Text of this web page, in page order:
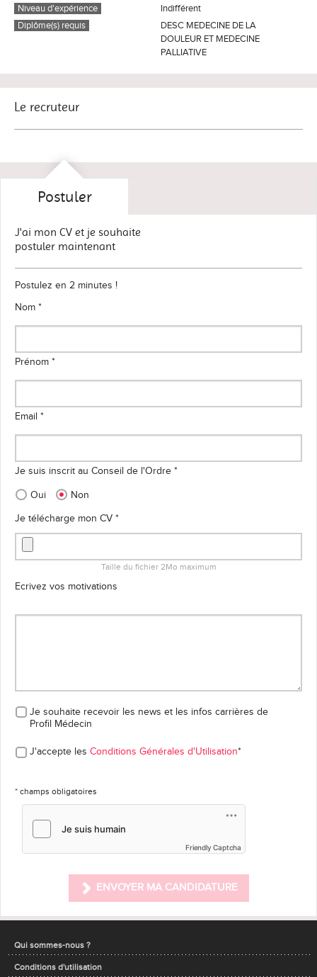
Niveau d'expérience
Indifférent
Diplôme(s) requis
DESC MEDECINE DE LA
DOULEUR ET MEDECINE
PALLIATIVE
Le recruteur
Postuler
J'ai mon CV et je souhaite
postuler maintenant
Postulez en 2 minutes !
Nom *
Prénom *
Email *
Je suis inscrit au Conseil de l'Ordre *
Oui
Non
Je télécharge mon CV *
Taille du fichier 2Mo maximum
Ecrivez vos motivations
Je souhaite recevoir les news et les infos carrières de
Profil Médecin
J'accepte les Conditions Générales d'Utilisation*
* champs obligatoires
Friendly Captcha
ENVOYER MA CANDIDATURE
Qui sommes-nous ?
Conditions d'utilisation